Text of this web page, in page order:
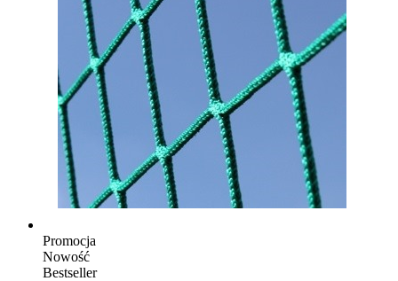
Promocja
Nowość
Bestseller